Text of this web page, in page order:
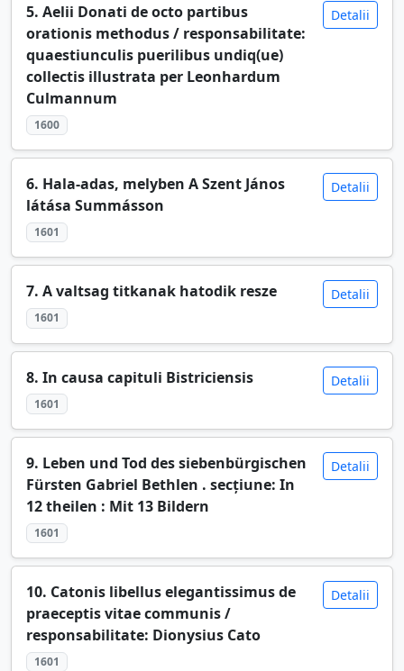
5. Aelii Donati de octo partibus
orationis methodus / responsabilitate:
quaestiunculis puerilibus undiq(ue)
collectis illustrata per Leonhardum
Culmannum
1600
Detalii
6. Hala-adas, melyben A Szent János
látása Summásson
1601
Detalii
7. A valtsag titkanak hatodik resze
1601
Detalii
8. In causa capituli Bistriciensis
1601
Detalii
9. Leben und Tod des siebenbürgischen
Fürsten Gabriel Bethlen . secțiune: In
12 theilen : Mit 13 Bildern
1601
Detalii
10. Catonis libellus elegantissimus de
praeceptis vitae communis /
responsabilitate: Dionysius Cato
1601
Detalii